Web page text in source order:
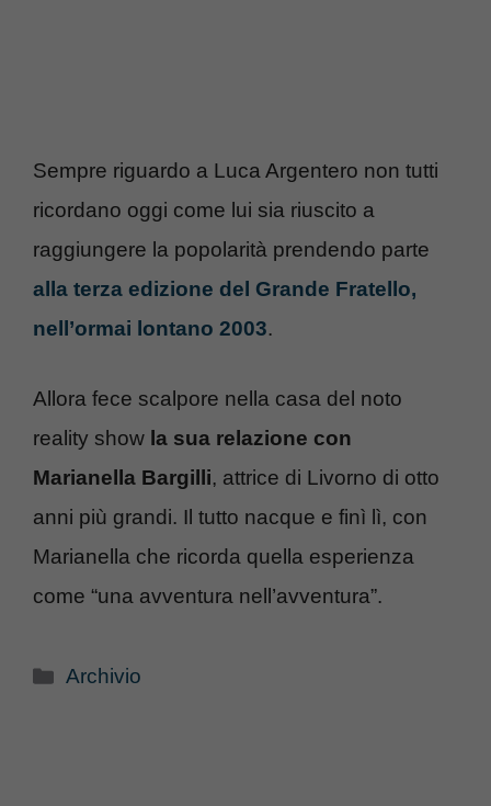
Sempre riguardo a Luca Argentero non tutti
ricordano oggi come lui sia riuscito a
raggiungere la popolarità prendendo parte
alla terza edizione del Grande Fratello,
nell’ormai lontano 2003.
Allora fece scalpore nella casa del noto
reality show la sua relazione con
Marianella Bargilli, attrice di Livorno di otto
anni più grandi. Il tutto nacque e finì lì, con
Marianella che ricorda quella esperienza
come “una avventura nell’avventura”.
Categorie
Archivio